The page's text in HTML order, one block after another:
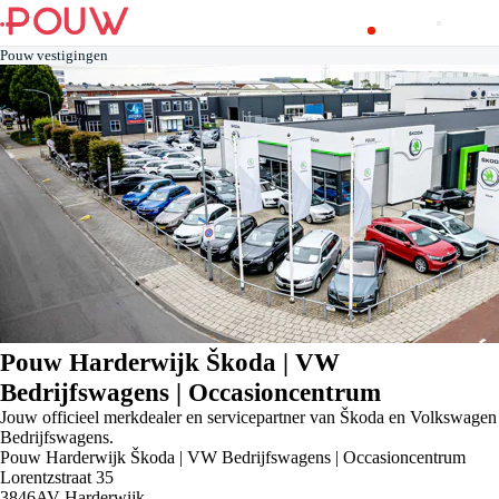
Pouw vestigingen
Pouw Harderwijk Škoda | VW
Bedrijfswagens | Occasioncentrum
Jouw officieel merkdealer en servicepartner van Škoda en Volkswagen
Bedrijfswagens.
Pouw Harderwijk Škoda | VW Bedrijfswagens | Occasioncentrum
Lorentzstraat 35